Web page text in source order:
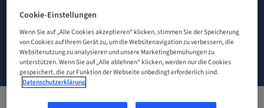
MEHR ERFAHREN
KONTAKT
Cookie-Einstellungen
Wenn Sie auf „Alle Cookies akzeptieren“ klicken, stimmen Sie der Speicherung
von Cookies auf Ihrem Gerät zu, um die Websitenavigation zu verbessern, die
Websitenutzung zu analysieren und unsere Marketingbemühungen zu
unterstützen. Wenn Sie auf „Alle ablehnen“ klicken, werden nur die Cookies
gespeichert, die zur Funktion der Webseite unbedingt erforderlich sind.
Datenschutzerklärung